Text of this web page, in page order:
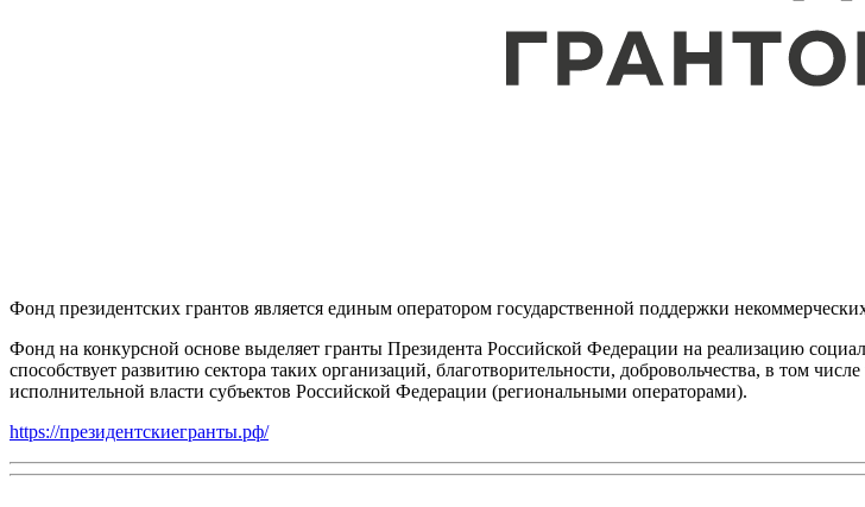
Фонд президентских грантов является единым оператором государственной поддержки
Фонд на конкурсной основе выделяет гранты Президента Российской Федерации на реализацию
способствует развитию сектора таких организаций, благотворительности, добровольчества, в том
исполнительной власти субъектов Российской Федерации (региональными операторами).
https://президентскиегранты.рф/